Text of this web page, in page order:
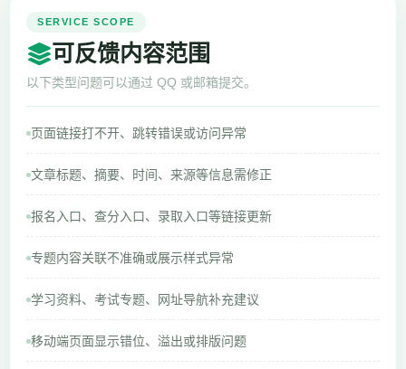
SERVICE SCOPE
可反馈内容范围
以下类型问题可以通过 QQ 或邮箱提交。
页面链接打不开、跳转错误或访问异常
文章标题、摘要、时间、来源等信息需修正
报名入口、查分入口、录取入口等链接更新
专题内容关联不准确或展示样式异常
学习资料、考试专题、网址导航补充建议
移动端页面显示错位、溢出或排版问题